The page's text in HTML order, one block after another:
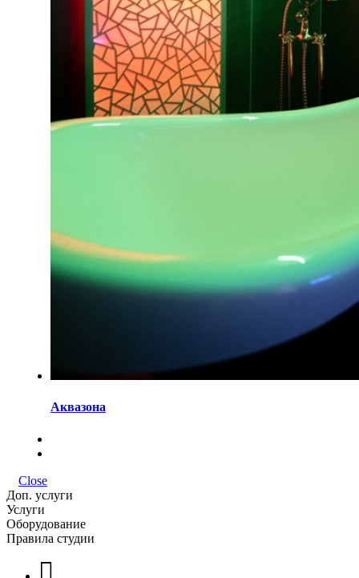
Аквазона
Close
Доп. услуги
Услуги
Оборудование
Правила студии